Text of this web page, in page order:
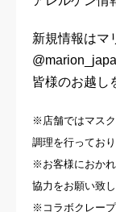
新規情報はマ
皆様のお越し
※店舗ではマス
調理を行っており
※お客様におか
協力をお願い致し
※コラボクレー